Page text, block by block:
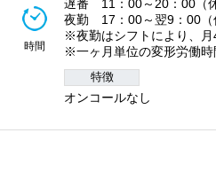
時間
遅番 11：00～20：00（休
夜勤 17：00～翌9：00（
※夜勤はシフトにより、月
※一ヶ月単位の変形労働時
特徴
オンコールなし